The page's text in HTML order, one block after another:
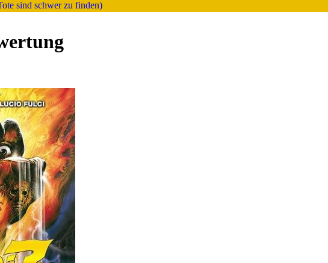
sind schwer zu finden)